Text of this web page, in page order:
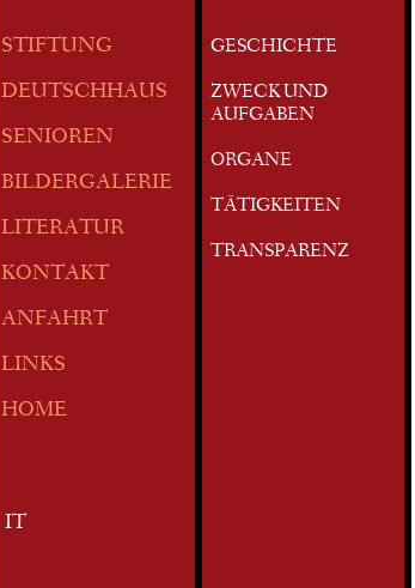
STIFTUNG
DEUTSCHHAUS
SENIOREN
BILDERGALERIE
LITERATUR
KONTAKT
ANFAHRT
LINKS
HOME
IT
GESCHICHTE
ZWECK UND
AUFGABEN
ORGANE
TÄTIGKEITEN
TRANSPARENZ